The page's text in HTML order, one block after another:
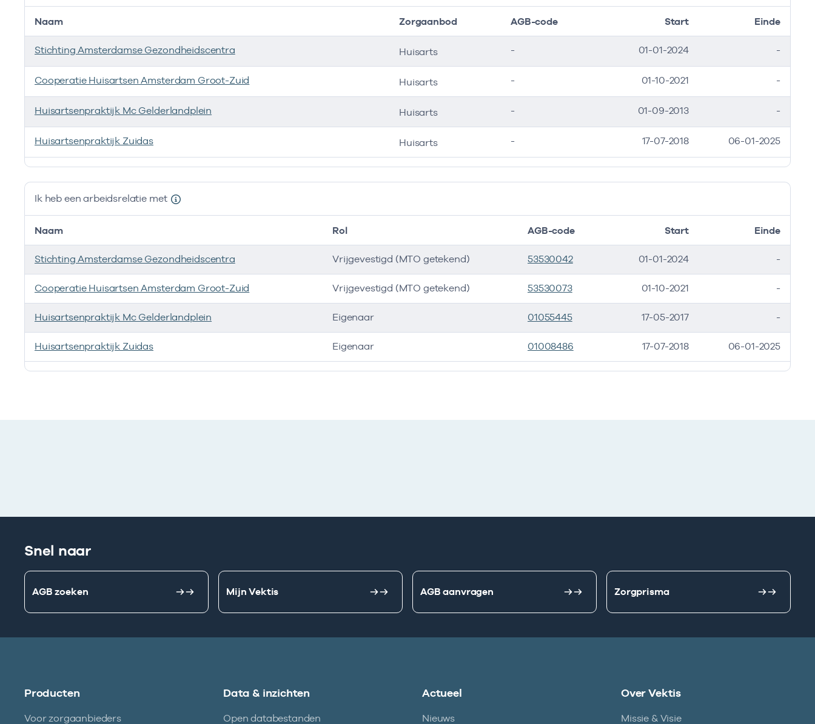
Ik ben werkzaam bij de volgende vestigingen
Naam Zorgaanbod AGB-code Start Einde
Stichting Amsterdamse Gezondheidscentra Huisarts - 01-01-2024 -
Cooperatie Huisartsen Amsterdam Groot-Zuid Huisarts - 01-10-2021 -
Huisartsenpraktijk Mc Gelderlandplein Huisarts - 01-09-2013 -
Huisartsenpraktijk Zuidas Huisarts - 17-07-2018 06-01-2025
Ik heb een arbeidsrelatie met
Ik heb een arbeidsrelatie met
Naam Rol AGB-code Start Einde
Stichting Amsterdamse Gezondheidscentra Vrijgevestigd (MTO getekend) 53530042 01-01-2024 -
Cooperatie Huisartsen Amsterdam Groot-Zuid Vrijgevestigd (MTO getekend) 53530073 01-10-2021 -
Huisartsenpraktijk Mc Gelderlandplein Eigenaar 01055445 17-05-2017 -
Huisartsenpraktijk Zuidas Eigenaar 01008486 17-07-2018 06-01-2025
Snel naar
AGB zoeken Mijn Vektis AGB aanvragen Zorgprisma
Producten
Voor zorgaanbieders
Data & inzichten
Open databestanden
Actueel
Nieuws
Over Vektis
Missie & Visie